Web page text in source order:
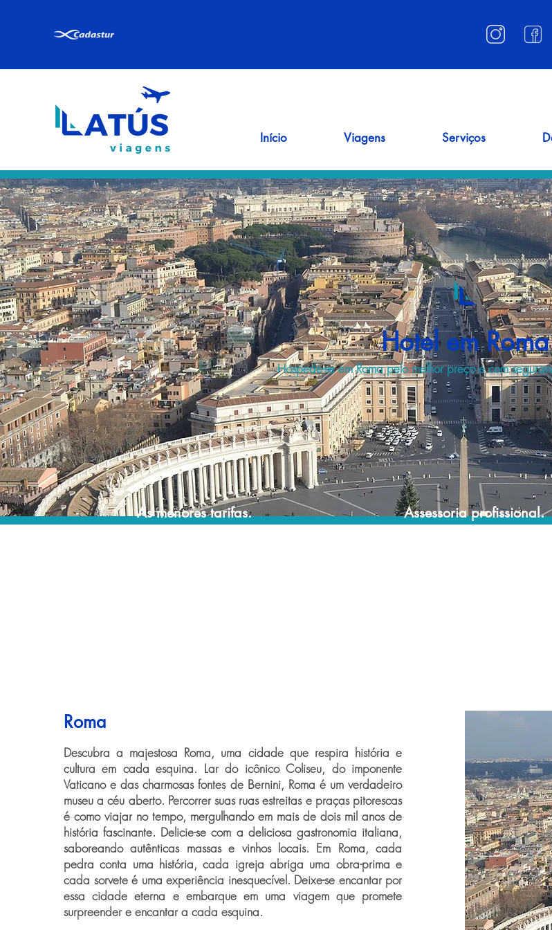
Início Viagens Serviços
Hotel em Roma
Hospede-se em Roma pelo melhor preço e com
As menores tarifas. Assessoria profissional.
Roma
Descubra a majestosa Roma, uma cidade que respira história e
cultura em cada esquina. Lar do icônico Coliseu, do imponente
Vaticano e das charmosas fontes de Bernini, Roma é um verdadeiro
museu a céu aberto. Percorrer suas ruas estreitas e praças pitorescas
é como viajar no tempo, mergulhando em mais de dois mil anos de
história fascinante. Delicie-se com a deliciosa gastronomia italiana,
saboreando autênticas massas e vinhos locais. Em Roma, cada
pedra conta uma história, cada igreja abriga uma obra-prima e
cada sorvete é uma experiência inesquecível. Deixe-se encantar por
essa cidade eterna e embarque em uma viagem que promete
surpreender e encantar a cada esquina.